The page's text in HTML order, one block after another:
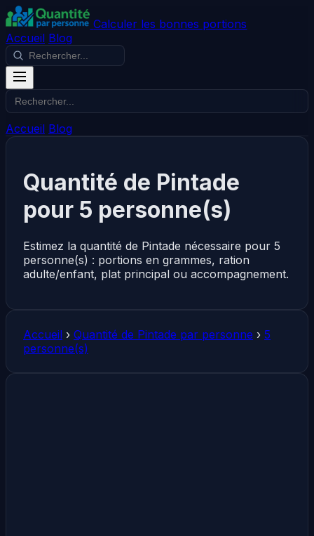
Calculer les bonnes portions
Accueil Blog
Accueil Blog
Quantité de Pintade
pour 5 personne(s)
Estimez la quantité de Pintade nécessaire pour 5
personne(s) : portions en grammes, ration
adulte/enfant, plat principal ou accompagnement.
Accueil › Quantité de Pintade par personne › 5
personne(s)